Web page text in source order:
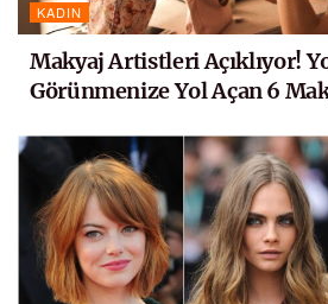
KADIN
Makyaj Artistleri Açıklıyor!
Görünmenize Yol Açan 6